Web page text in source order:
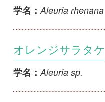
学名： Aleuria sp.
オリーブサラタケ
学名：Aleurina imaii
Anthracobia maurilabra